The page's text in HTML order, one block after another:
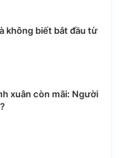
không biết bắt đầu từ
xuân còn mãi: Người